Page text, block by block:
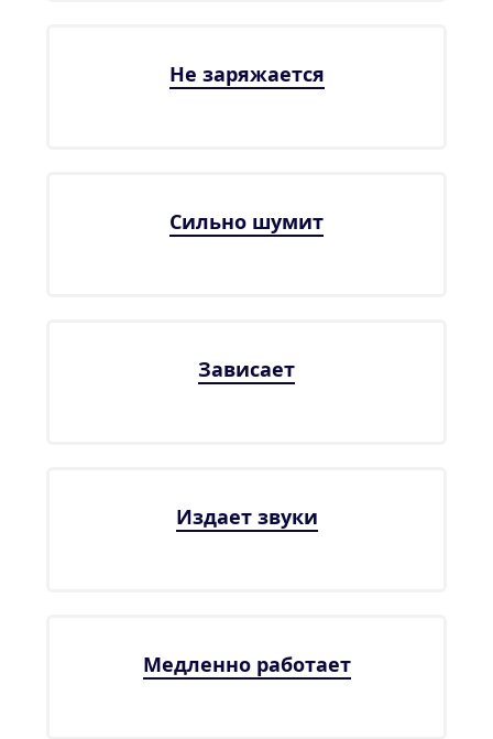
Не заряжается
Сильно шумит
Зависает
Издает звуки
Медленно работает